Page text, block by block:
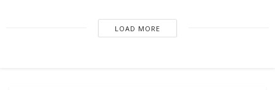
LOAD MORE